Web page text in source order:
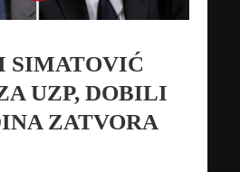
SIMATOVIĆ
UZP, DOBILI
ZATVORA